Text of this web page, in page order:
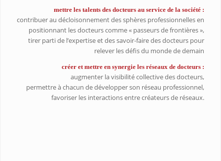
mettre les talents des docteurs au service de la société :
contribuer au décloisonnement des sphères professionnelles en
positionnant les docteurs comme « passeurs de frontières »,
tirer parti de l’expertise et des savoir-faire des docteurs pour
relever les défis du monde de demain
créer et mettre en synergie les réseaux de docteurs :
augmenter la visibilité collective des docteurs,
permettre à chacun de développer son réseau professionnel,
favoriser les interactions entre créateurs de réseaux.